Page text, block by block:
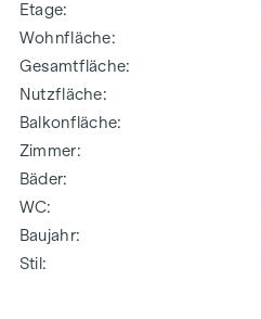
Etage
Wohnfläche
Gesamtfläche
Nutzfläche
Balkonfläche
Zimmer
Bäder
WC
Baujahr
Stil